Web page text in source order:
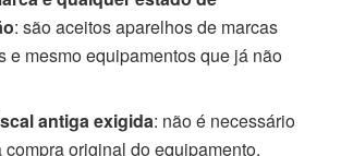
: são aceitos aparelhos de marcas
e mesmo equipamentos que já não
antiga exigida: não é necessário
compra original do equipamento.